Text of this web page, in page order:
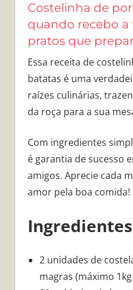
Costelinha de
quando recebo a
pratos que
Essa receita de
batatas é uma
raízes culinárias,
da roça para a sua
Com ingredientes
é garantia de sucesso
amigos. Aprecie cada
amor pela boa comida!
2 unidades de
magras (máximo